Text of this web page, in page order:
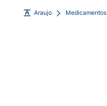
Araujo Medicamentos